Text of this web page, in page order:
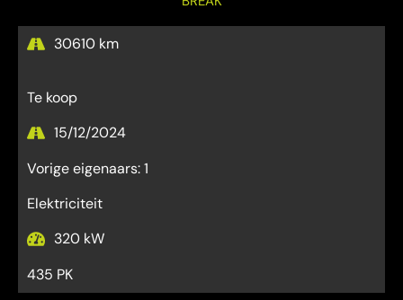
30610 km
Te koop
15/12/2024
Vorige eigenaars: 1
Elektriciteit
320 kW
435 PK